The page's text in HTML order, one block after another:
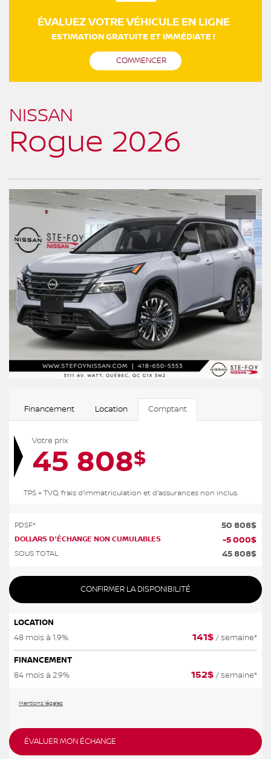
ÉVALUEZ VOTRE VÉHICULE EN LIGNE
ESTIMATION GRATUITE ET IMMÉDIATE !
COMMENCER
NISSAN
Rogue 2026
Financement Location Comptant
Votre prix
45 808$
TPS + TVQ, frais d'immatriculation et d'assurances non inclus.
PDSF* 50 808$
DOLLARS D'ÉCHANGE NON CUMULABLES -5 000$
SOUS TOTAL 45 808$
CONFIRMER LA DISPONIBILITÉ
LOCATION
48 mois à 1.9%
141$/ semaine*
FINANCEMENT
84 mois à 2.9%
152$/ semaine*
Mentions légales
ÉVALUER MON ÉCHANGE